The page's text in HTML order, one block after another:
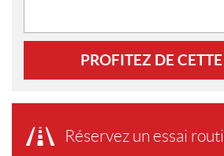
PROFITEZ DE
Réservez un essai